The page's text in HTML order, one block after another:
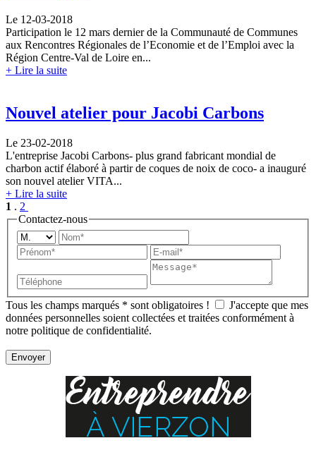
Le 12-03-2018
Participation le 12 mars dernier de la Communauté de Communes
aux Rencontres Régionales de l’Economie et de l’Emploi avec la
Région Centre-Val de Loire en...
+ Lire la suite
Nouvel atelier pour Jacobi Carbons
Le 23-02-2018
L'entreprise Jacobi Carbons- plus grand fabricant mondial de
charbon actif élaboré à partir de coques de noix de coco- a inauguré
son nouvel atelier VITA...
+ Lire la suite
1 . 2
Contactez-nous
Tous les champs marqués * sont obligatoires !
J'accepte que mes
données personnelles soient collectées et traitées conformément à
notre politique de confidentialité.